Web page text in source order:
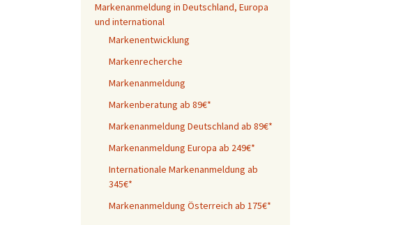
Markenanmeldung in Deutschland, Europa
und international
Markenentwicklung
Markenrecherche
Markenanmeldung
Markenberatung ab 89€*
Markenanmeldung Deutschland ab 89€*
Markenanmeldung Europa ab 249€*
Internationale Markenanmeldung ab
345€*
Markenanmeldung Österreich ab 175€*